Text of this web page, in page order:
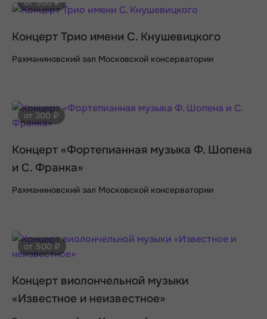
от 500 ₽
Концерт Трио имени С. Кнушевицкого
Рахманиновский зал Московской консерватории
от 300 ₽
Концерт «Фортепианная музыка Ф. Шопена
и С. Франка»
Рахманиновский зал Московской консерватории
от 500 ₽
Концерт виолончельной музыки
«Известное и неизвестное»